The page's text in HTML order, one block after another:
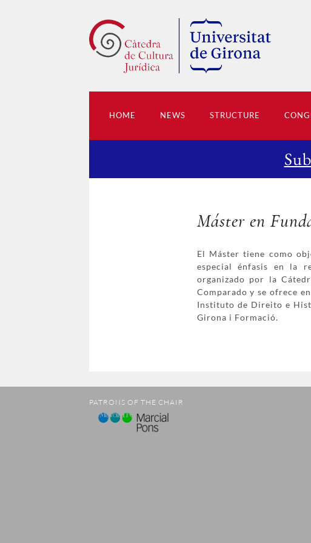
HOME NEWS STRUCTURE
Máster en
El Máster tiene como
especial énfasis en la
organizado por la
Comparado y se ofrece
Instituto de Direito e
Girona i Formació.
PATRONS OF THE CHAIR